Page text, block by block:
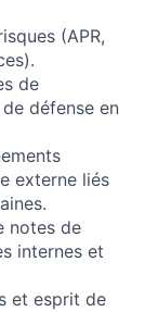
(APR,
de
défense en
externe liés
notes de
internes et
et esprit de